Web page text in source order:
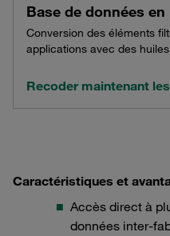
Base de données
Conversion des éléments
applications avec des
Recoder maintenant
Caractéristiques et
Accès direct à
données inter-